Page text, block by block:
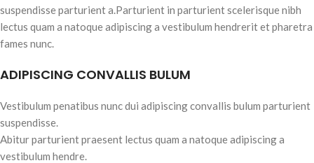
suspendisse parturient a.Parturient in parturient scelerisque nibh
lectus quam a natoque adipiscing a vestibulum hendrerit et pharetra
fames nunc.
ADIPISCING CONVALLIS BULUM
Vestibulum penatibus nunc dui adipiscing convallis bulum parturient
suspendisse.
Abitur parturient praesent lectus quam a natoque adipiscing a
vestibulum hendre.